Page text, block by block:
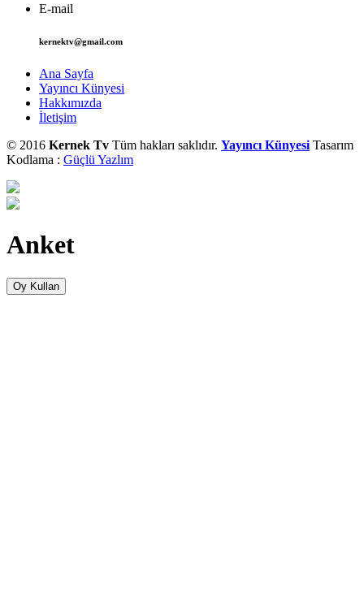
E-mail
kernektv@gmail.com
Ana Sayfa
Yayıncı Künyesi
Hakkımızda
İletişim
© 2016 Kernek Tv Tüm hakları saklıdır. Yayıncı Künyesi Tasarım
Kodlama : Güçlü Yazlım
Anket